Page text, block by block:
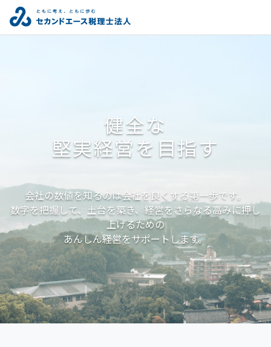
健全な
堅実経営を目指す
会社の数値を知るのは会社を良くする第一歩です。
数字を把握して、土台を築き、経営をさらなる高みに押し
上げるための
あんしん経営をサポートします。